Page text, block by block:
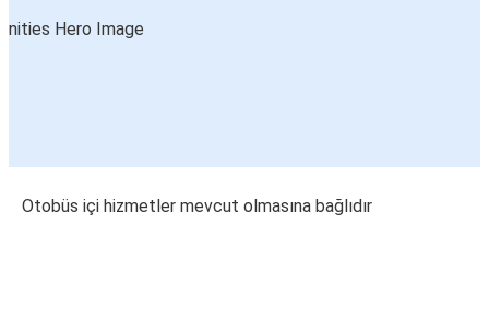
Otobüs içi hizmetler mevcut olmasına bağlıdır